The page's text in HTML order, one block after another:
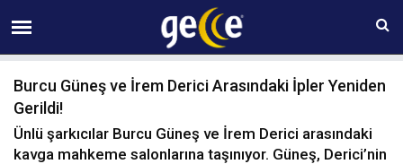
08 AĞUSTOS Cumartesi 11:14
Burcu Güneş ve İrem Derici Arasındaki İpler Yeniden
Gerildi!
Ünlü şarkıcılar Burcu Güneş ve İrem Derici arasındaki
kavga mahkeme salonlarına taşınıyor. Güneş, Derici’nin